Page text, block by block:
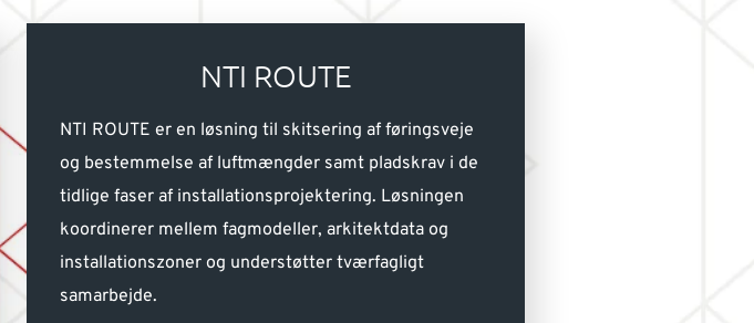
NTI ROUTE
NTI ROUTE er en løsning til skitsering af føringsveje
og bestemmelse af luftmængder samt pladskrav i de
tidlige faser af installationsprojektering. Løsningen
koordinerer mellem fagmodeller, arkitektdata og
installationszoner og understøtter tværfagligt
samarbejde.